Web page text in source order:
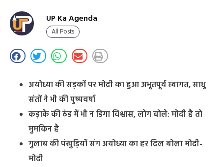
UP Ka Agenda
All Posts
अयोध्या की सड़कों पर मोदी का हुआ अभूतपूर्व स्वागत, साधु
संतों ने भी की पुष्पवर्षा
कड़ाके की ठंड में भी न डिगा विश्वास, लोग बोले: मोदी है तो
मुमकिन है
गुलाब की पंखुड़ियों संग अयोध्या का हर दिल बोला मोदी-
मोदी